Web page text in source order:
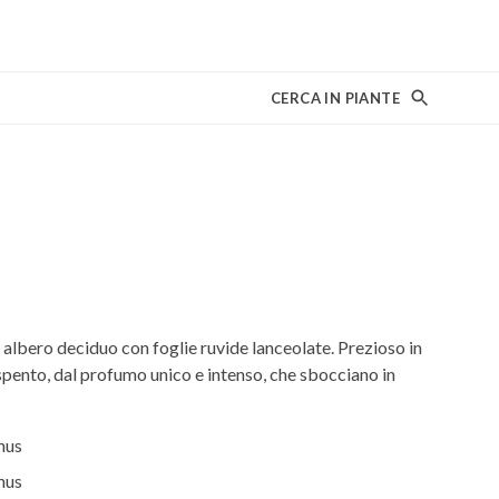
CERCA IN PIANTE
deciduo con foglie ruvide lanceolate. Prezioso in
dal profumo unico e intenso, che sbocciano in